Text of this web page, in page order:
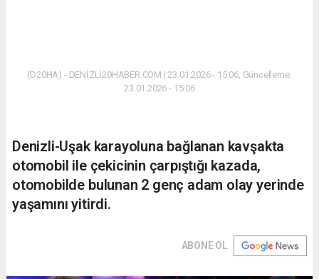
(D20HA) - DENİZLİ20HABER.COM | 23.01.2026 - 15:06, Güncelleme:
23.01.2026 - 15:06
Denizli-Uşak karayoluna bağlanan kavşakta
otomobil ile çekicinin çarpıştığı kazada,
otomobilde bulunan 2 genç adam olay yerinde
yaşamını yitirdi.
ABONE OL